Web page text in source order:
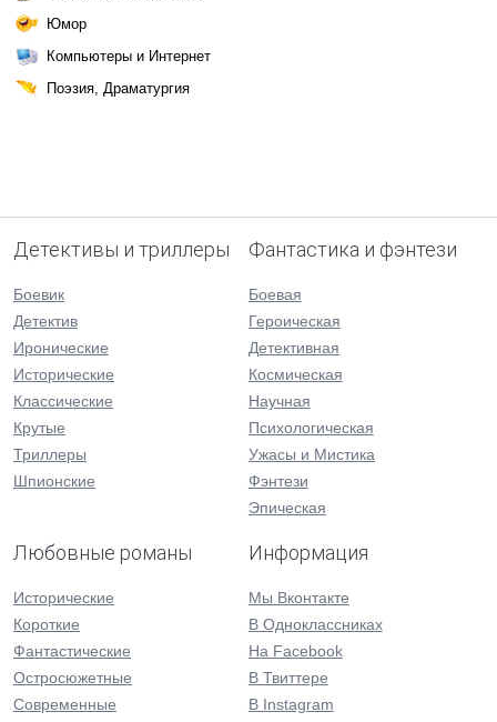
Юмор
Компьютеры и Интернет
Поэзия, Драматургия
Детективы и триллеры
Боевик
Детектив
Иронические
Исторические
Классические
Крутые
Триллеры
Шпионские
Фантастика и фэнтези
Боевая
Героическая
Детективная
Космическая
Научная
Психологическая
Ужасы и Мистика
Фэнтези
Эпическая
Любовные романы
Исторические
Короткие
Фантастические
Остросюжетные
Современные
Информация
Мы Вконтакте
В Одноклассниках
На Facebook
В Твиттере
В Instagram